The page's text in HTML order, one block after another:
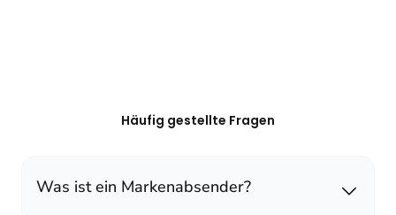
Häufig gestellte Fragen
Was ist ein Markenabsender?